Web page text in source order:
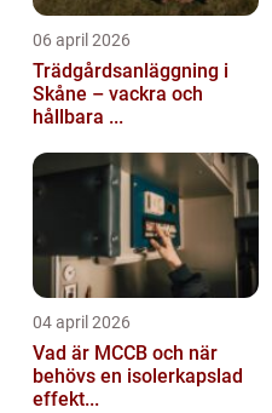
06 april 2026
Trädgårdsanläggning i
Skåne – vackra och
hållbara ...
04 april 2026
Vad är MCCB och när
behövs en isolerkapslad
effekt...